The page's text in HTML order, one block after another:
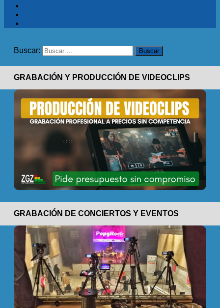
Buscar:
GRABACIÓN Y PRODUCCIÓN DE VIDEOCLIPS
GRABACIÓN DE CONCIERTOS Y EVENTOS